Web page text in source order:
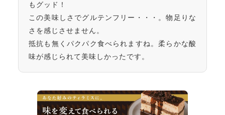
もグッド！
この美味しさでグルテンフリー・・・。物足りな
さを感じさせません。
抵抗も無くパクパク食べられますね。柔らかな酸
味が感じられて美味しかったです。